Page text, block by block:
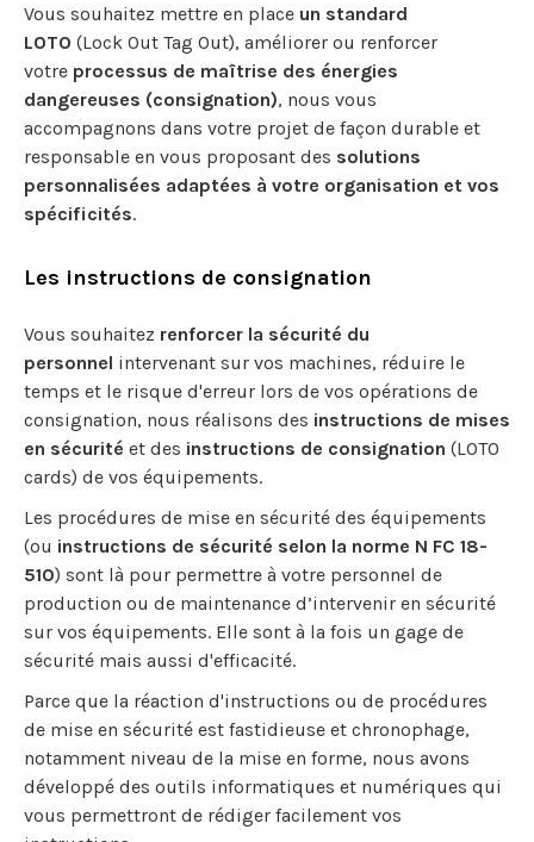
Vous souhaitez mettre en place un standard
LOTO (Lock Out Tag Out), améliorer ou renforcer
votre processus de maîtrise des énergies
dangereuses (consignation), nous vous
accompagnons dans votre projet de façon durable et
responsable en vous proposant des solutions
personnalisées adaptées à votre organisation et vos
spécificités.
Les instructions de consignation
Vous souhaitez renforcer la sécurité du
personnel intervenant sur vos machines, réduire le
temps et le risque d'erreur lors de vos opérations de
consignation, nous réalisons des instructions de mises
en sécurité et des instructions de consignation (LOTO
cards) de vos équipements.
Les procédures de mise en sécurité des équipements
(ou instructions de sécurité selon la norme N FC 18-
510) sont là pour permettre à votre personnel de
production ou de maintenance d’intervenir en sécurité
sur vos équipements. Elle sont à la fois un gage de
sécurité mais aussi d'efficacité.
Parce que la réaction d'instructions ou de procédures
de mise en sécurité est fastidieuse et chronophage,
notamment niveau de la mise en forme, nous avons
développé des outils informatiques et numériques qui
vous permettront de rédiger facilement vos